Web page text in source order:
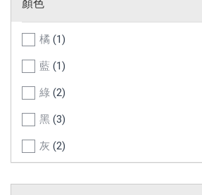
顏色
橘 (1)
藍 (1)
綠 (2)
黑 (3)
灰 (2)